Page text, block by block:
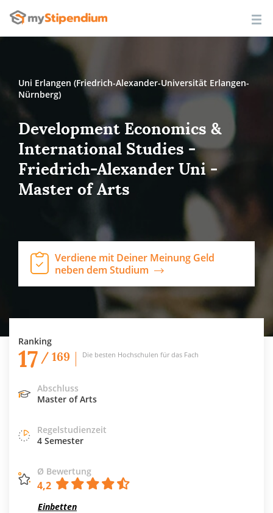
Uni Erlangen (Friedrich-Alexander-Universität Erlangen-
Nürnberg)
Development Economics &
International Studies -
Friedrich-Alexander Uni -
Master of Arts
Verdiene mit Deiner Meinung Geld
neben dem Studium
Ranking
17 / 169 Die besten Hochschulen für das Fach
Abschluss
Master of Arts
Regelstudienzeit
4 Semester
Ø Bewertung
4,2
Einbetten